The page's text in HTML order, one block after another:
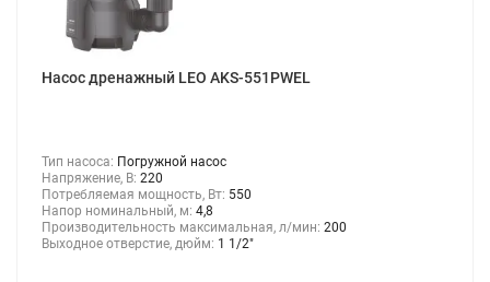
Насос дренажный LEO AKS-551PWEL
Тип насоса: Погружной насос
Напряжение, В: 220
Потребляемая мощность, Вт: 550
Напор номинальный, м: 4,8
Производительность максимальная, л/мин: 200
Выходное отверстие, дюйм: 1 1/2"